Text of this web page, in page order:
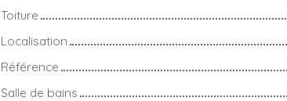
Toiture
Localisation
Référence
Salle de bains